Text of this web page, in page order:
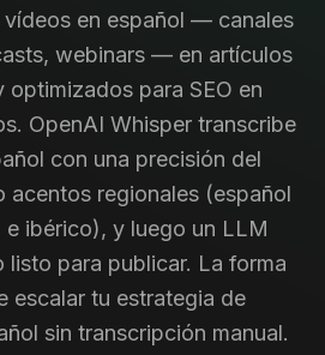
en español — canales
webinars — en artículos
optimizados para SEO en
OpenAI Whisper transcribe
con una precisión del
acentos regionales (español
e ibérico), y luego un LLM
listo para publicar. La forma
escalar tu estrategia de
sin transcripción manual.